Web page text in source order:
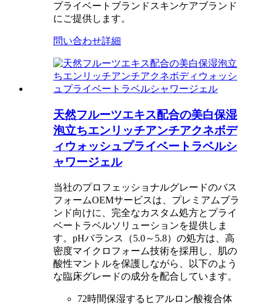
プライベートブランドスキンケアブランド
にご提供します。
問い合わせ詳細
天然フルーツエキス配合の美白保湿
泡立ちエンリッチアンチアクネボデ
ィウォッシュプライベートラベルシ
ャワージェル
当社のプロフェッショナルグレードのバス
フォームOEMサービスは、プレミアムブラ
ンド向けに、完全なカスタム処方とプライ
ベートラベルソリューションを提供しま
す。pHバランス（5.0～5.8）の処方は、高
密度マイクロフォーム技術を採用し、肌の
酸性マントルを保護しながら、以下のよう
な臨床グレードの成分を配合しています。
72時間保湿するヒアルロン酸複合体